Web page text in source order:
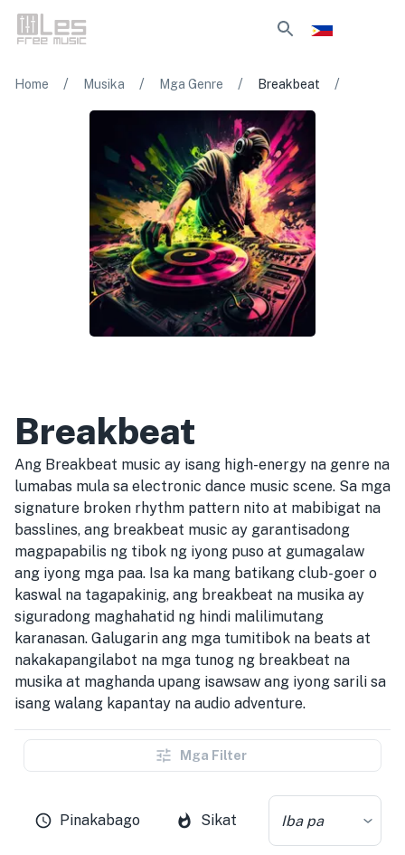
Home / Musika / Mga Genre / Breakbeat /
Breakbeat
Ang Breakbeat music ay isang high-energy na genre na
lumabas mula sa electronic dance music scene. Sa mga
signature broken rhythm pattern nito at mabibigat na
basslines, ang breakbeat music ay garantisadong
magpapabilis ng tibok ng iyong puso at gumagalaw
ang iyong mga paa. Isa ka mang batikang club-goer o
kaswal na tagapakinig, ang breakbeat na musika ay
siguradong maghahatid ng hindi malilimutang
karanasan. Galugarin ang mga tumitibok na beats at
nakakapangilabot na mga tunog ng breakbeat na
musika at maghanda upang isawsaw ang iyong sarili sa
isang walang kapantay na audio adventure.
Mga Filter
Pinakabago Sikat Iba pa